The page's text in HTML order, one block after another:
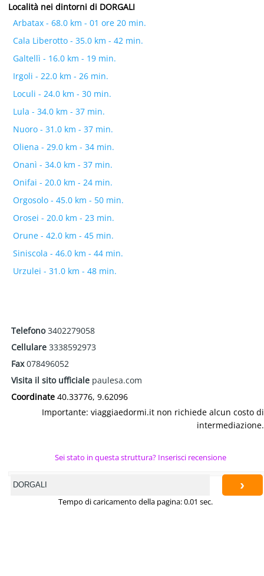
Località nei dintorni di DORGALI
Arbatax - 68.0 km - 01 ore 20 min.
Cala Liberotto - 35.0 km - 42 min.
Galtellì - 16.0 km - 19 min.
Irgoli - 22.0 km - 26 min.
Loculi - 24.0 km - 30 min.
Lula - 34.0 km - 37 min.
Nuoro - 31.0 km - 37 min.
Oliena - 29.0 km - 34 min.
Onanì - 34.0 km - 37 min.
Onifai - 20.0 km - 24 min.
Orgosolo - 45.0 km - 50 min.
Orosei - 20.0 km - 23 min.
Orune - 42.0 km - 45 min.
Siniscola - 46.0 km - 44 min.
Urzulei - 31.0 km - 48 min.
Telefono3402279058
Cellulare 3338592973
Fax078496052
Visita il sito ufficiale paulesa.com
Coordinate 40.33776, 9.62096
Importante: viaggiaedormi.it non richiede alcun costo di
intermediazione.
Sei stato in questa struttura? Inserisci recensione
›
Tempo di caricamento della pagina: 0.01 sec.